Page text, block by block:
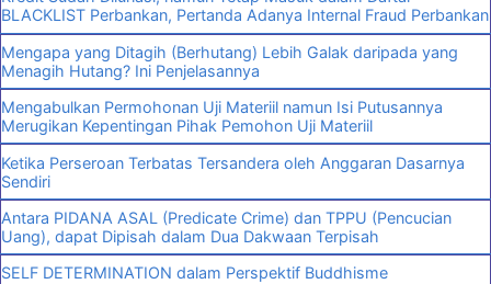
BLACKLIST Perbankan, Pertanda Adanya Internal Fraud Perbankan
Mengapa yang Ditagih (Berhutang) Lebih Galak daripada yang
Menagih Hutang? Ini Penjelasannya
Mengabulkan Permohonan Uji Materiil namun Isi Putusannya
Merugikan Kepentingan Pihak Pemohon Uji Materiil
Ketika Perseroan Terbatas Tersandera oleh Anggaran Dasarnya
Sendiri
Antara PIDANA ASAL (Predicate Crime) dan TPPU (Pencucian
Uang), dapat Dipisah dalam Dua Dakwaan Terpisah
SELF DETERMINATION dalam Perspektif Buddhisme